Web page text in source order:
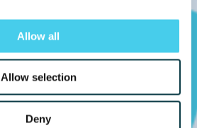
Allow all
Allow selection
Deny